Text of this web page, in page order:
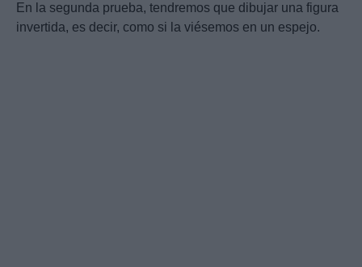
En la segunda prueba, tendremos que dibujar una figura
invertida, es decir, como si la viésemos en un espejo.